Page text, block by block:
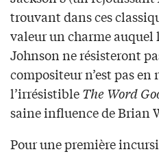
trouvant dans ces
valeur un charme auquel
Johnson ne résisteront
compositeur n’est pas en
l’irrésistibleThe Word
saine influence de Brian
Pour une première